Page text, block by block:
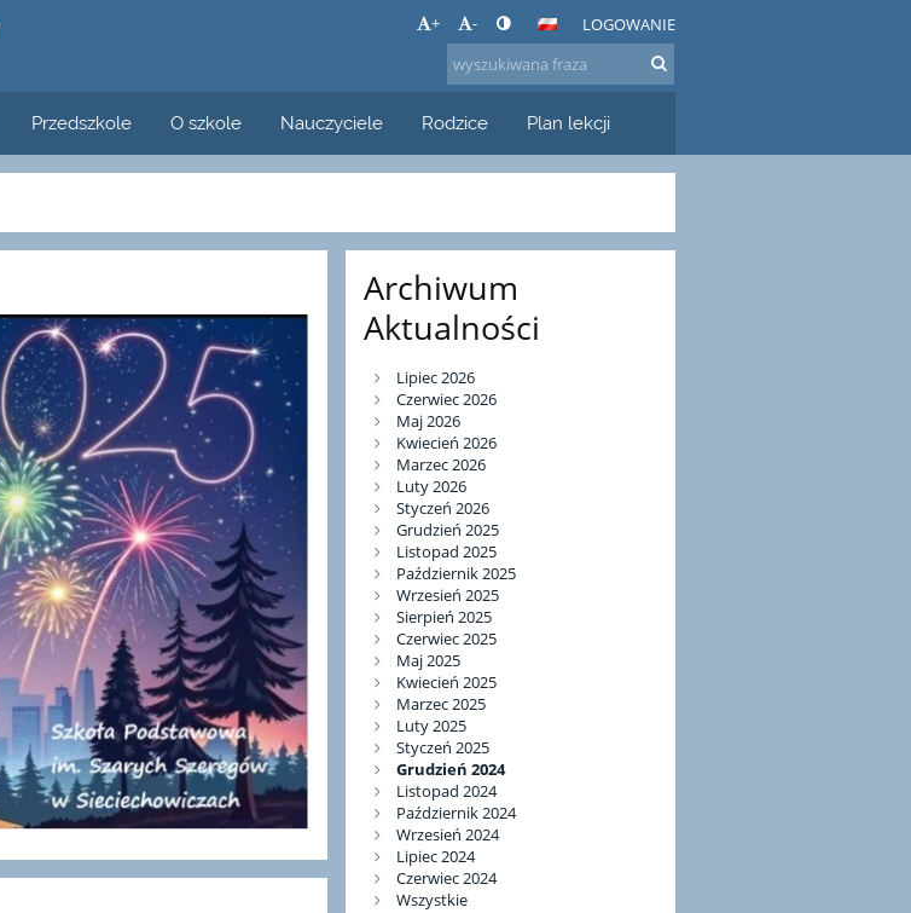
+ - LOGOWANIE
Przedszkole O szkole Nauczyciele Rodzice Plan lekcji
Archiwum
Aktualności
Lipiec 2026
Czerwiec 2026
Maj 2026
Kwiecień 2026
Marzec 2026
Luty 2026
Styczeń 2026
Grudzień 2025
Listopad 2025
Październik 2025
Wrzesień 2025
Sierpień 2025
Czerwiec 2025
Maj 2025
Kwiecień 2025
Marzec 2025
Luty 2025
Styczeń 2025
Grudzień 2024
Listopad 2024
Październik 2024
Wrzesień 2024
Lipiec 2024
Czerwiec 2024
Wszystkie